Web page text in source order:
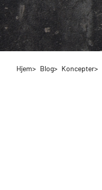
Hjem Blog Koncepter